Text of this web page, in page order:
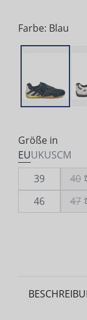
Farbe: Blau
Größe in
EUUKUSCM
39 40
46
47